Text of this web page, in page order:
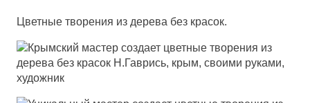
Цветные творения из дерева без красок.